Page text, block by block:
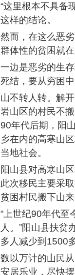
“这里根本不具备
这样的结论。
然而，在这么恶
群体性的贫困就
一边是恶劣的生
死结，要从穷困
山不转人转。解
岩山区的村民不
90年代后期，阳
乡在内的高寒山
当地社会。
阳山县对高寒山
此次移民主要采
贫困村民搬下山
“上世纪90年代至
人。”阳山县扶贫
多人减少到1500
数以万计的山民
安居乐业，尽快